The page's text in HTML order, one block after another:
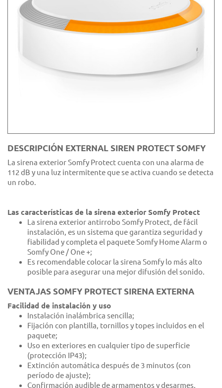
DESCRIPCIÓN EXTERNAL SIREN PROTECT SOMFY
La sirena exterior Somfy Protect cuenta con una alarma de
112 dB y una luz intermitente que se activa cuando se detecta
un robo.
Las características de la sirena exterior Somfy Protect
La sirena exterior antirrobo Somfy Protect, de fácil
instalación, es un sistema que garantiza seguridad y
fiabilidad y completa el paquete Somfy Home Alarm o
Somfy One / One +;
Es recomendable colocar la sirena Somfy lo más alto
posible para asegurar una mejor difusión del sonido.
VENTAJAS SOMFY PROTECT SIRENA EXTERNA
Facilidad de instalación y uso
Instalación inalámbrica sencilla;
Fijación con plantilla, tornillos y topes incluidos en el
paquete;
Uso en exteriores en cualquier tipo de superficie
(protección IP43);
Extinción automática después de 3 minutos (con
período de ajuste);
Confirmación audible de armamentos y desarmes.